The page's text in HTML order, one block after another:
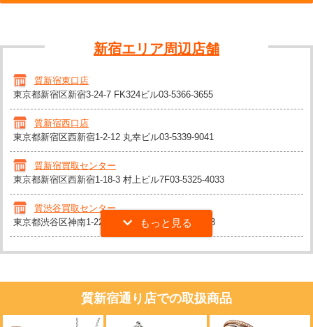
新宿エリア周辺店舗
質新宿東口店
東京都新宿区新宿3-24-7 FK324ビル03-5366-3655
質新宿西口店
東京都新宿区西新宿1-2-12 丸幸ビル03-5339-9041
質新宿買取センター
東京都新宿区西新宿1-18-3 村上ビル7F03-5325-4033
質渋谷買取センター
東京都渋谷区神南1-22-7 岩本ビル4F 03-5422-3983
質新宿通り店での取扱商品